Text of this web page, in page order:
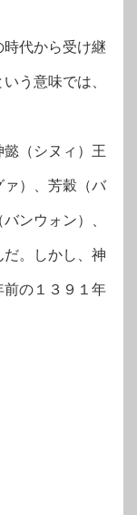
代から受け継
う意味では、
（シヌィ）王
ァ）、芳穀（バ
ンウォン）、
。しかし、神
の１３９１年